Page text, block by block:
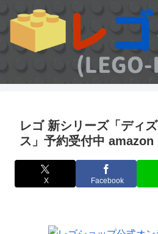
レゴ 新シリーズ「ディ
ス」予約受付中 amazon
X Facebook